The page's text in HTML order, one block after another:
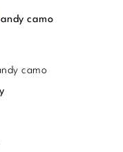
camo